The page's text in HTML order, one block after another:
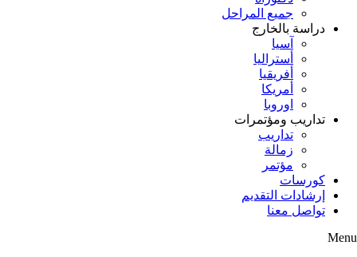
جميع المراحل
دراسة بالخارج
آسيا
أستراليا
أفريقيا
أمريكا
اوروبا
تداريب ومؤتمرات
تداريب
زمالة
مؤتمر
كورسات
إرشادات التقديم
تواصل معنا
Menu